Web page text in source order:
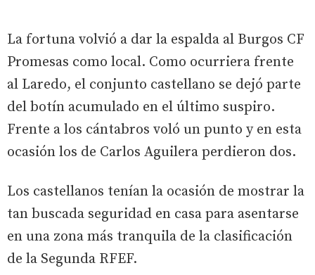
La fortuna volvió a dar la espalda al Burgos CF
Promesas como local. Como ocurriera frente
al Laredo, el conjunto castellano se dejó parte
del botín acumulado en el último suspiro.
Frente a los cántabros voló un punto y en esta
ocasión los de Carlos Aguilera perdieron dos.
Los castellanos tenían la ocasión de mostrar la
tan buscada seguridad en casa para asentarse
en una zona más tranquila de la clasificación
de la Segunda RFEF.